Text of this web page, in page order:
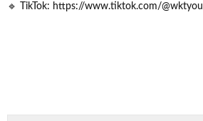
🔹 TikTok: https://www.tiktok.com/@wktyou